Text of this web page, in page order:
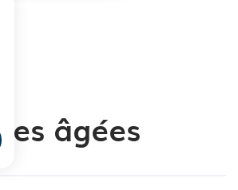
âgées